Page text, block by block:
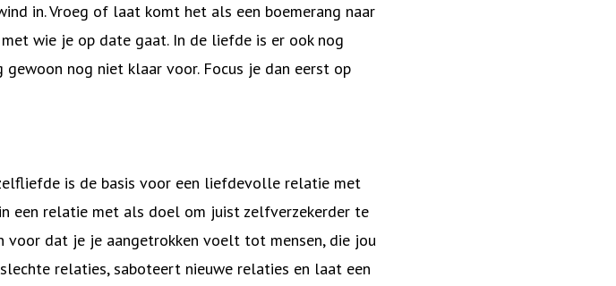
in. Vroeg of laat komt het als een boemerang naar
wie je op date gaat. In de liefde is er ook nog
nog niet klaar voor. Focus je dan eerst op
is de basis voor een liefdevolle relatie met
een relatie met als doel om juist zelfverzekerder te
dat je je aangetrokken voelt tot mensen, die jou
relaties, saboteert nieuwe relaties en laat een